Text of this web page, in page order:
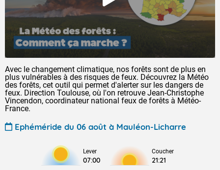
Avec le changement climatique, nos forêts sont de plus en
plus vulnérables à des risques de feux. Découvrez la Météo
des forêts, cet outil qui permet d'alerter sur les dangers de
feux. Direction Toulouse, où l'on retrouve Jean-Christophe
Vincendon, coordinateur national feux de forêts à Météo-
France.
Ephéméride du 06 août à Mauléon-Licharre
Lever
07:00
Coucher
21:21